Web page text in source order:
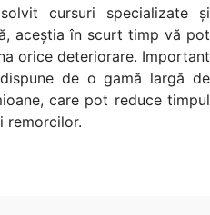
cursuri specializate şi
aceştia în scurt timp vă pot
orice deteriorare. Important
de o gamă largă de
care pot reduce timpul
remorcilor.